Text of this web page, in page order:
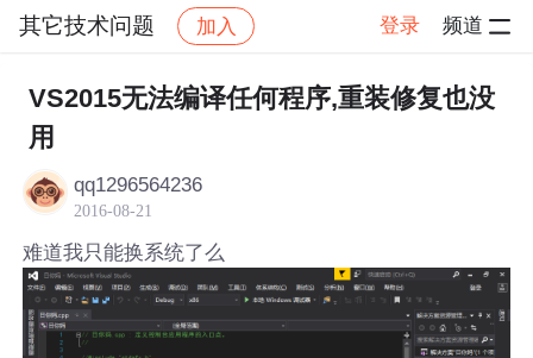
其它技术问题 加入 登录 频道
社区 其它技术问题 帖子详情
VS2015无法编译任何程序,重装修复也没
用
qq1296564236
2016-08-21
难道我只能换系统了么